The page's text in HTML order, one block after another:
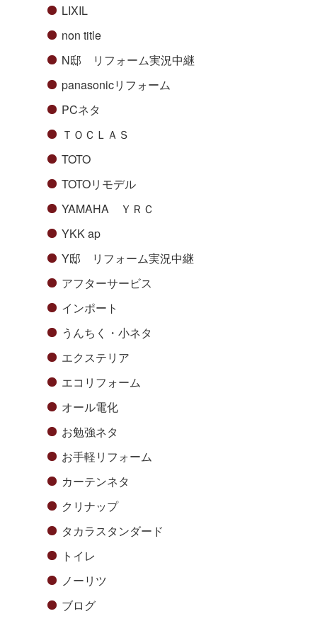
LIXIL
non title
N邸 リフォーム実況中継
panasonicリフォーム
PCネタ
ＴＯＣＬＡＳ
TOTO
TOTOリモデル
YAMAHA ＹＲＣ
YKK ap
Y邸 リフォーム実況中継
アフターサービス
インポート
うんちく・小ネタ
エクステリア
エコリフォーム
オール電化
お勉強ネタ
お手軽リフォーム
カーテンネタ
クリナップ
タカラスタンダード
トイレ
ノーリツ
ブログ